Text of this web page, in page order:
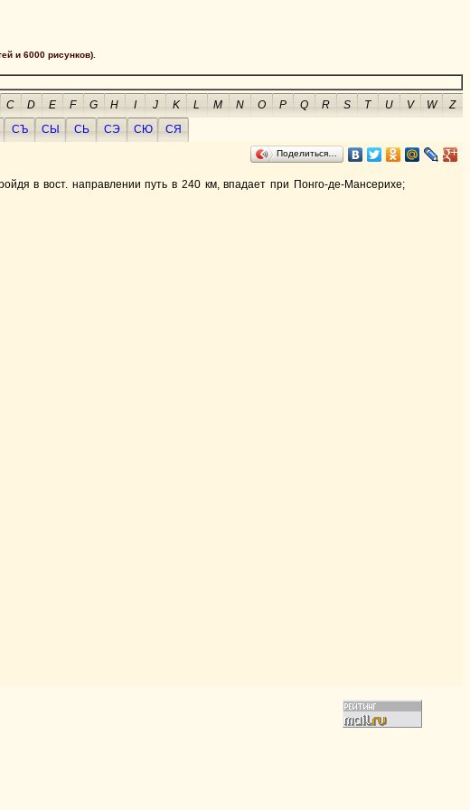
и 6000 рисунков).
C D E F G H I J K L M N O P Q R S T U V W
Z
СЪ СЫ СЬ СЭ СЮ
СЯ
Поделиться…
в вост. направлении путь в 240 км, впадает при Понго-де-Мансерихе;